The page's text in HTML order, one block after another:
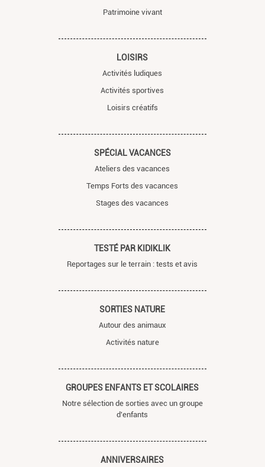
Patrimoine vivant
LOISIRS
Activités ludiques
Activités sportives
Loisirs créatifs
SPÉCIAL VACANCES
Ateliers des vacances
Temps Forts des vacances
Stages des vacances
TESTÉ PAR KIDIKLIK
Reportages sur le terrain : tests et avis
SORTIES NATURE
Autour des animaux
Activités nature
GROUPES ENFANTS ET SCOLAIRES
Notre sélection de sorties avec un groupe
d'enfants
ANNIVERSAIRES